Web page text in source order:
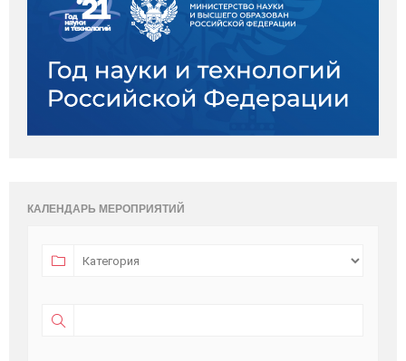
КАЛЕНДАРЬ МЕРОПРИЯТИЙ